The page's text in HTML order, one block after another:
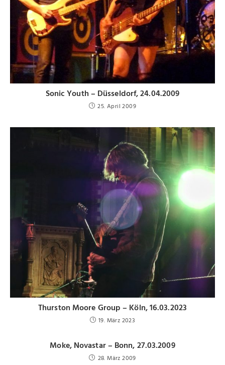
Sonic Youth – Düsseldorf, 24.04.2009
25. April 2009
Thurston Moore Group – Köln, 16.03.2023
19. März 2023
Moke, Novastar – Bonn, 27.03.2009
28. März 2009